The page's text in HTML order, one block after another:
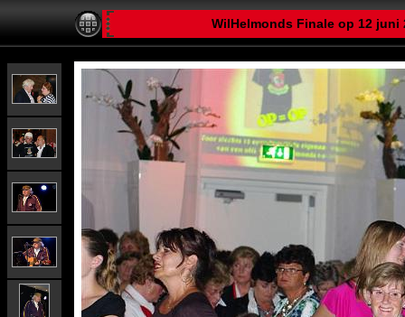
WilHelmonds Finale op 12